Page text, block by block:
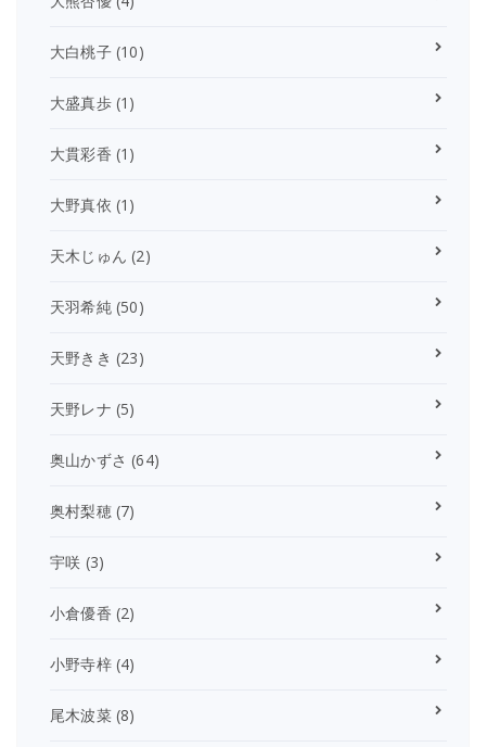
大白桃子(10)
大盛真歩(1)
大貫彩香 (1)
大野真依 (1)
天木じゅん (2)
天羽希純(50)
天野きき (23)
天野レナ (5)
奥山かずさ (64)
奥村梨穂(7)
宇咲 (3)
小倉優香 (2)
小野寺梓(4)
尾木波菜(8)